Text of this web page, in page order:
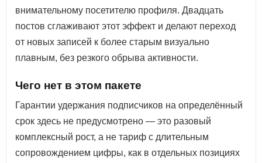
внимательному посетителю профиля. Двадцать
постов сглаживают этот эффект и делают переход
от новых записей к более старым визуально
плавным, без резкого обрыва активности.
Чего нет в этом пакете
Гарантии удержания подписчиков на определённый
срок здесь не предусмотрено — это разовый
комплексный рост, а не тариф с длительным
сопровождением цифры, как в отдельных позициях